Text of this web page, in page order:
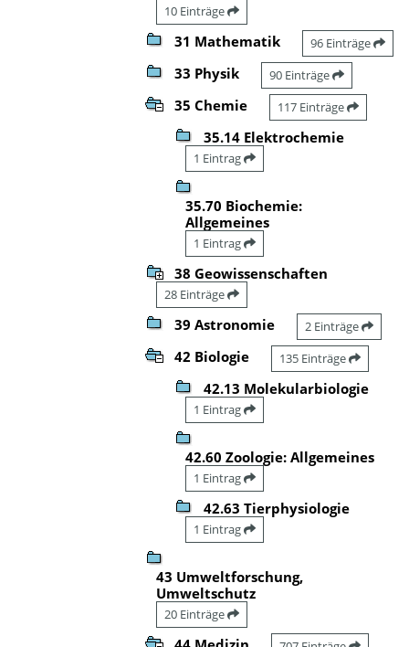
10 Einträge
31 Mathematik 96 Einträge
33 Physik 90 Einträge
35 Chemie 117 Einträge
35.14 Elektrochemie
1 Eintrag
35.70 Biochemie:
Allgemeines
1 Eintrag
38 Geowissenschaften
28 Einträge
39 Astronomie 2 Einträge
42 Biologie 135 Einträge
42.13 Molekularbiologie
1 Eintrag
42.60 Zoologie: Allgemeines
1 Eintrag
42.63 Tierphysiologie
1 Eintrag
43 Umweltforschung,
Umweltschutz
20 Einträge